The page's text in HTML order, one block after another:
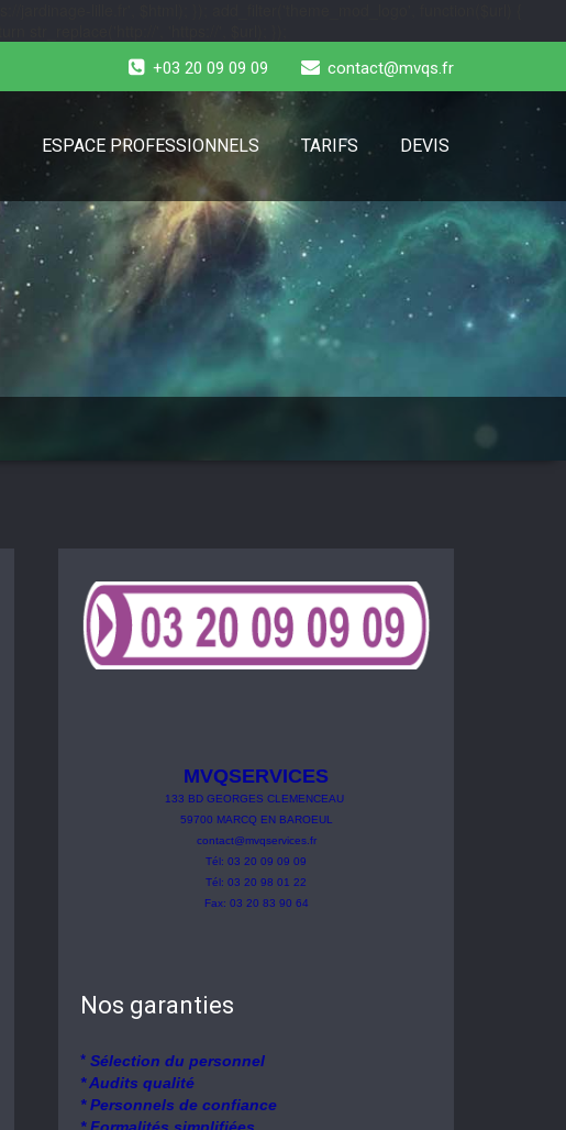
+03 20 09 09 09 contact@mvqs.fr
ESPACE PROFESSIONNELS TARIFS DEVIS
MVQSERVICES
133 BD GEORGES CLEMENCEAU
59700 MARCQ EN BAROEUL
contact@mvqservices.fr
Tél: 03 20 09 09 09
Tél: 03 20 98 01 22
Fax: 03 20 83 90 64
Nos garanties
* Sélection du personnel
* Audits qualité
* Personnels de confiance